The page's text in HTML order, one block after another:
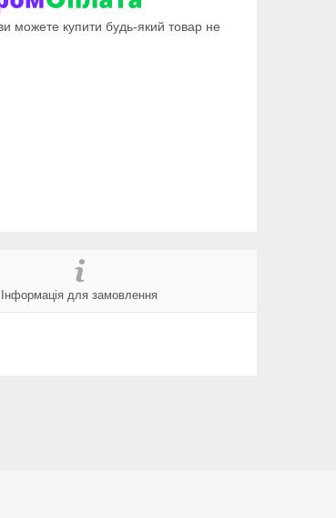
можете купити будь-який товар не
Інформація для замовлення